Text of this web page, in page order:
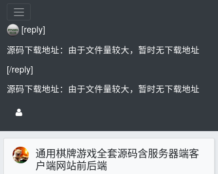
[reply]
源码下载地址：由于文件量较大，暂时无下载地址
[/reply]
源码下载地址：由于文件量较大，暂时无下载地址
通用棋牌游戏全套源码含服务器端客
户端网站前后端